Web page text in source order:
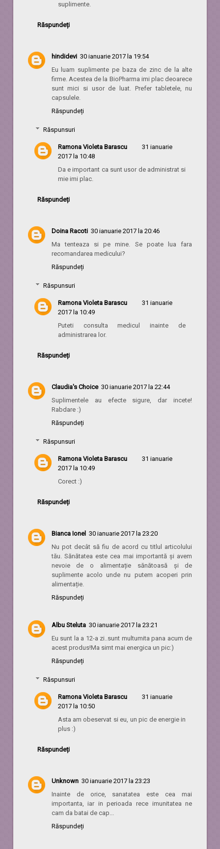
suplimente.
Răspundeți
hindidevi 30 ianuarie 2017 la 19:54
Eu luam suplimente pe baza de zinc de la alte
firme. Acestea de la BioPharma imi plac deoarece
sunt mici si usor de luat. Prefer tabletele, nu
capsulele.
Răspundeți
Răspunsuri
Ramona Violeta Barascu
31 ianuarie
2017 la 10:48
Da e important ca sunt usor de administrat si
mie imi plac.
Răspundeți
Doina Racoti 30 ianuarie 2017 la 20:46
Ma tenteaza si pe mine. Se poate lua fara
recomandarea medicului?
Răspundeți
Răspunsuri
Ramona Violeta Barascu
31 ianuarie
2017 la 10:49
Puteti consulta medicul inainte de
administrarea lor.
Răspundeți
Claudia's Choice 30 ianuarie 2017 la 22:44
Suplimentele au efecte sigure, dar incete!
Rabdare :)
Răspundeți
Răspunsuri
Ramona Violeta Barascu
31 ianuarie
2017 la 10:49
Corect :)
Răspundeți
Bianca Ionel 30 ianuarie 2017 la 23:20
Nu pot decât să fiu de acord cu titlul articolului
tău. Sănătatea este cea mai importantă și avem
nevoie de o alimentație sănătoasă și de
suplimente acolo unde nu putem acoperi prin
alimentație.
Răspundeți
Albu Steluta 30 ianuarie 2017 la 23:21
Eu sunt la a 12-a zi..sunt multumita pana acum de
acest produs!Ma simt mai energica un pic:)
Răspundeți
Răspunsuri
Ramona Violeta Barascu
31 ianuarie
2017 la 10:50
Asta am obeservat si eu, un pic de energie in
plus :)
Răspundeți
Unknown 30 ianuarie 2017 la 23:23
Inainte de orice, sanatatea este cea mai
importanta, iar in perioada rece imunitatea ne
cam da batai de cap...
Răspundeți